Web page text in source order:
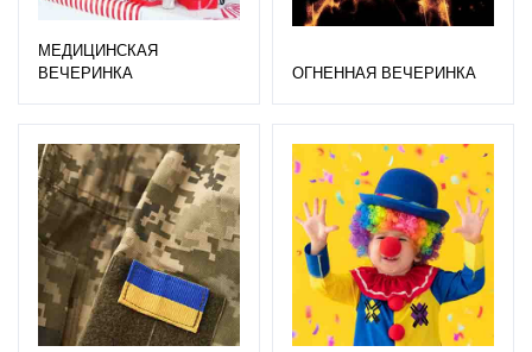
МЕДИЦИНСКАЯ
ВЕЧЕРИНКА
ОГНЕННАЯ ВЕЧЕРИНКА